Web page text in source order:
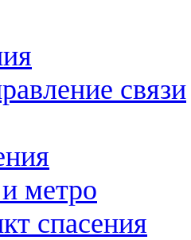
связи
метро
спасения